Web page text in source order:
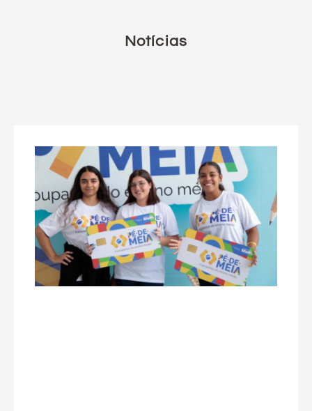
Notícias